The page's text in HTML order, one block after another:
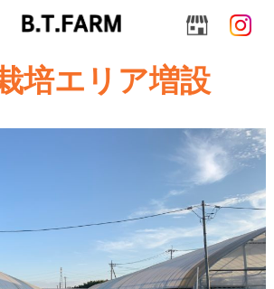
培エリア増設